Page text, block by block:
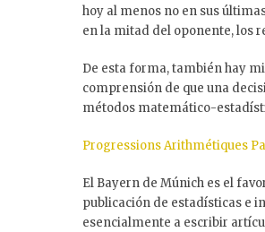
hoy al menos no en sus
en la mitad del oponente, los
De esta forma, también hay
comprensión de que una
métodos matemático-
Progressions Arithmétiques
El Bayern de Múnich es el
publicación de estadísticas e
esencialmente a escribir